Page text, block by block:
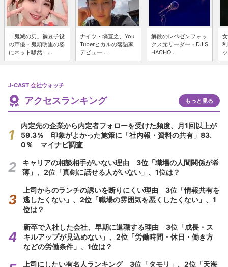
「鬼滅の刃」禰豆子役
の声優・鬼頭明里の姿
にネット騒然 ...
ナイツ・塙宣之、You
Tuberヒカルの落語家
デビュー...
解散のレペゼンフォッ
クス元リーダー・DJ S
HACHO...
J-CAST 会社ウォッチ
アクセスランキング もっと見る
内定先の企業から内定者フォローを受けた頻度、月1回以上が
59.3％ 印象がよかった施策に「社内報・資料の共有」83.
0％ マイナビ調査
キャリアの相談相手がいない理由 3位「職場の人間関係が希
薄」、2位「真剣に話せる人がいない」、1位は？
上司からのランチの誘いを断りにくい理由 3位「情報共有を
逃したくない」、2位「職場の雰囲気を悪くしたくない」、1
位は？
新卒で入社した会社、早期に退職する理由 3位「成長・ス
キルアップが見込めない」、2位「労働時間・休日・働き方
などの労働条件」、1位は？
上司にしたい有名人ランキング 3位「タモリ」、2位「天海